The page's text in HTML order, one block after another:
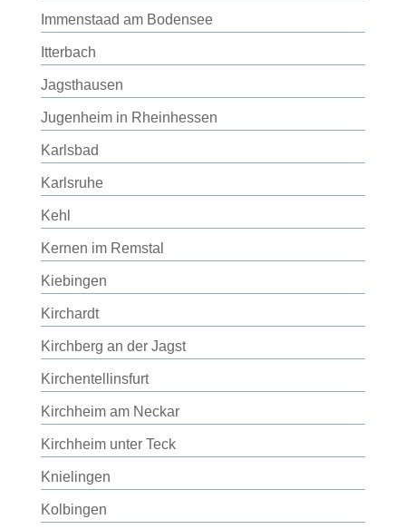
Immenstaad am Bodensee
Itterbach
Jagsthausen
Jugenheim in Rheinhessen
Karlsbad
Karlsruhe
Kehl
Kernen im Remstal
Kiebingen
Kirchardt
Kirchberg an der Jagst
Kirchentellinsfurt
Kirchheim am Neckar
Kirchheim unter Teck
Knielingen
Kolbingen